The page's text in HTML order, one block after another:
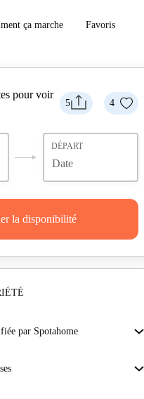
ça marche Favoris
5 4
pour voir
DÉPART
la disponibilité
par Spotahome
ce que tu vois dans l'annonce.